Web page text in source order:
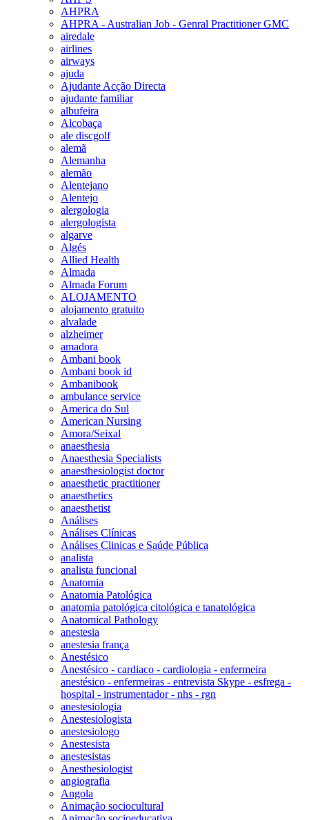
AHPRA
AHPRA - Australian Job - Genral Practitioner GMC
airedale
airlines
airways
ajuda
Ajudante Acção Directa
ajudante familiar
albufeira
Alcobaça
ale discgolf
alemã
Alemanha
alemão
Alentejano
Alentejo
alergologia
alergologista
algarve
Algés
Allied Health
Almada
Almada Forum
ALOJAMENTO
alojamento gratuito
alvalade
alzheimer
amadora
Ambani book
Ambani book id
Ambanibook
ambulance service
America do Sul
American Nursing
Amora/Seixal
anaesthesia
Anaesthesia Specialists
anaesthesiologist doctor
anaesthetic practitioner
anaesthetics
anaesthetist
Análises
Análises Clínicas
Análises Clinicas e Saúde Pública
analista
analista funcional
Anatomia
Anatomia Patológica
anatomia patológica citológica e tanatológica
Anatomical Pathology
anestesia
anestesia frança
Anestésico
Anestésico - cardiaco - cardiologia - enfermeira
anestésico - enfermeiras - entrevista Skype - esfrega -
hospital - instrumentador - nhs - rgn
anestesiologia
Anestesiologista
anestesiologo
Anestesista
anestesistas
Anesthesiologist
angiografia
Angola
Animação sociocultural